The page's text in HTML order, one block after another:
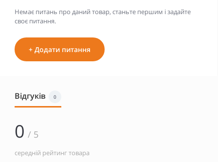
Немає питань про даний товар, станьте першим і задайте
своє питання.
+ Додати питання
Відгуків 0
0 / 5
середній рейтинг товара